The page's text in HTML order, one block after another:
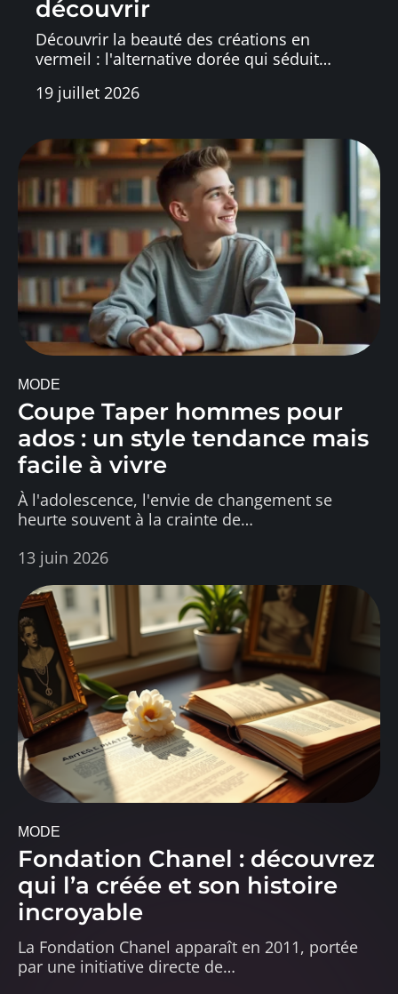
découvrir
Découvrir la beauté des créations en
vermeil : l'alternative dorée qui séduit…
19 juillet 2026
MODE
Coupe Taper hommes pour
ados : un style tendance mais
facile à vivre
À l'adolescence, l'envie de changement se
heurte souvent à la crainte de…
13 juin 2026
MODE
Fondation Chanel : découvrez
qui l’a créée et son histoire
incroyable
La Fondation Chanel apparaît en 2011, portée
par une initiative directe de…